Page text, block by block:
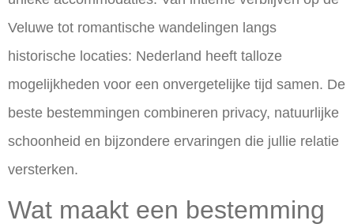
Veluwe tot romantische wandelingen langs
historische locaties: Nederland heeft talloze
mogelijkheden voor een onvergetelijke tijd samen. De
beste bestemmingen combineren privacy, natuurlijke
schoonheid en bijzondere ervaringen die jullie relatie
versterken.
Wat maakt een bestemming